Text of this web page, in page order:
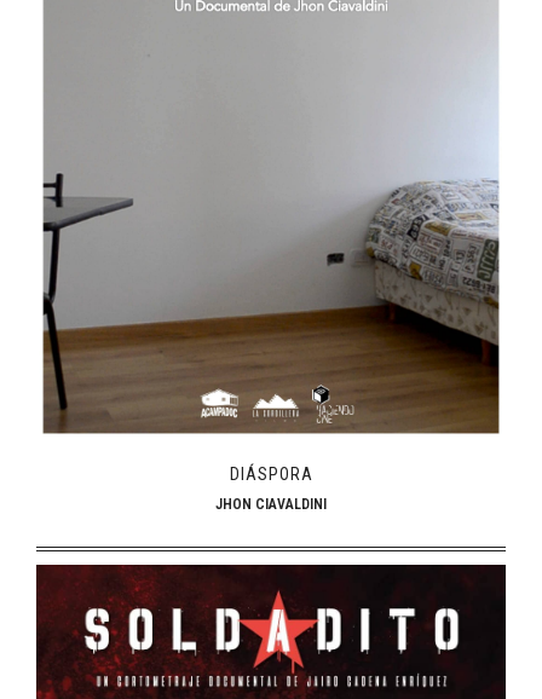
DIÁSPORA
JHON CIAVALDINI